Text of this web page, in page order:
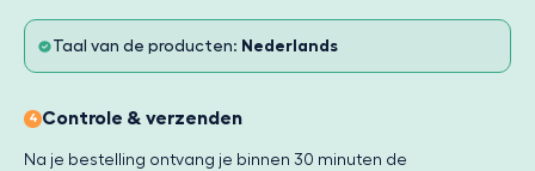
Taal van de producten: Nederlands
4 Controle & verzenden
Na je bestelling ontvang je binnen 30 minuten de